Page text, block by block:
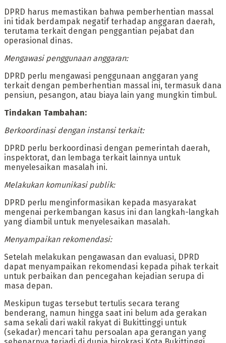
‎DPRD harus memastikan bahwa pemberhentian massal
ini tidak berdampak negatif terhadap anggaran daerah,
terutama terkait dengan penggantian pejabat dan
operasional dinas.
‎Mengawasi penggunaan anggaran:
‎DPRD perlu mengawasi penggunaan anggaran yang
terkait dengan pemberhentian massal ini, termasuk dana
pensiun, pesangon, atau biaya lain yang mungkin timbul.
‎Tindakan Tambahan:
‎Berkoordinasi dengan instansi terkait:
‎DPRD perlu berkoordinasi dengan pemerintah daerah,
inspektorat, dan lembaga terkait lainnya untuk
menyelesaikan masalah ini.
‎Melakukan komunikasi publik:
‎DPRD perlu menginformasikan kepada masyarakat
mengenai perkembangan kasus ini dan langkah-langkah
yang diambil untuk menyelesaikan masalah.
‎Menyampaikan rekomendasi:
‎Setelah melakukan pengawasan dan evaluasi, DPRD
dapat menyampaikan rekomendasi kepada pihak terkait
untuk perbaikan dan pencegahan kejadian serupa di
masa depan.
‎Meskipun tugas tersebut tertulis secara terang
benderang, namun hingga saat ini belum ada gerakan
sama sekali dari wakil rakyat di Bukittinggi untuk
(sekadar) mencari tahu persoalan apa gerangan yang